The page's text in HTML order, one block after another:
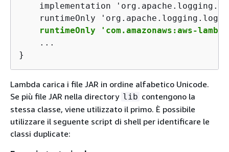
implementation
runtimeOnly
runtimeOnly 'com.amazonaws:aws-
    ...
}
Lambda carica i file JAR in ordine alfabetico Unicode.
Se più file JAR nella directory lib contengono la
stessa classe, viene utilizzato il primo. È possibile
utilizzare il seguente script di shell per identificare le
classi duplicate: